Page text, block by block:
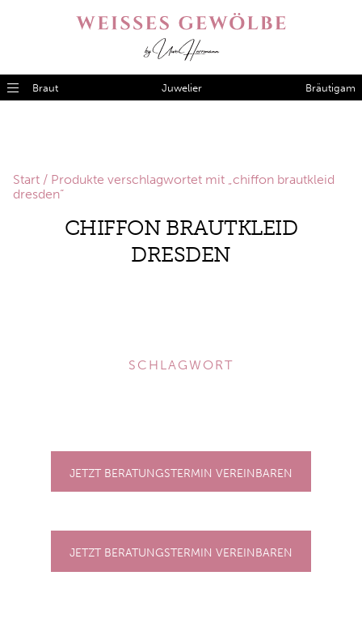
Braut Juwelier Bräutigam
Start / Produkte verschlagwortet mit „chiffon brautkleid
dresden“
CHIFFON BRAUTKLEID
DRESDEN
SCHLAGWORT
JETZT BERATUNGSTERMIN VEREINBAREN
JETZT BERATUNGSTERMIN VEREINBAREN